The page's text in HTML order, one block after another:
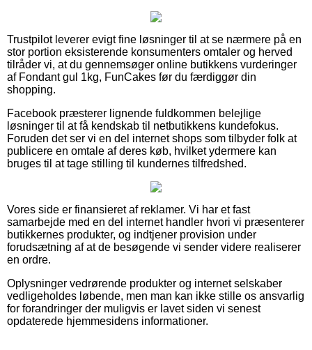
Trustpilot leverer evigt fine løsninger til at se nærmere på en
stor portion eksisterende konsumenters omtaler og herved
tilråder vi, at du gennemsøger online butikkens vurderinger
af Fondant gul 1kg, FunCakes før du færdiggør din
shopping.
Facebook præsterer lignende fuldkommen belejlige
løsninger til at få kendskab til netbutikkens kundefokus.
Foruden det ser vi en del internet shops som tilbyder folk at
publicere en omtale af deres køb, hvilket ydermere kan
bruges til at tage stilling til kundernes tilfredshed.
Vores side er finansieret af reklamer. Vi har et fast
samarbejde med en del internet handler hvori vi præsenterer
butikkernes produkter, og indtjener provision under
forudsætning af at de besøgende vi sender videre realiserer
en ordre.
Oplysninger vedrørende produkter og internet selskaber
vedligeholdes løbende, men man kan ikke stille os ansvarlig
for forandringer der muligvis er lavet siden vi senest
opdaterede hjemmesidens informationer.